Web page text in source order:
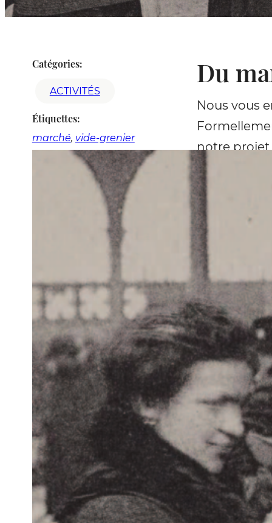
Catégories:
ACTIVITÉS
Étiquettes:
marché, vide-grenier
Du
Nous vous
notre projet
sur le
notre
Mais des
des 3
marché en
parviendra
annoncer
prix doux
soient
… au
En raison
Repos,
Vous avez
déménager
jouets et